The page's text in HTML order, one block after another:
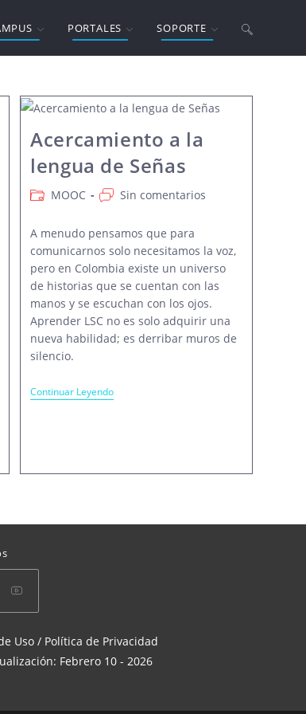
PORTALES SOPORTE Alternar
Acercamiento a la
lengua de Señas
Categoría
la
entrada:
MOOC
Comentarios
entrada:
Sin comentarios
A menudo pensamos que para
comunicarnos solo necesitamos la voz,
pero en Colombia existe un universo
de historias que se cuentan con las
manos y se escuchan con los ojos.
Aprender LSC no es solo adquirir una
nueva habilidad; es derribar muros de
silencio.
Continuar LeyendoAcercamiento
A
Uso / Política de Privacidad
Febrero 10 - 2026